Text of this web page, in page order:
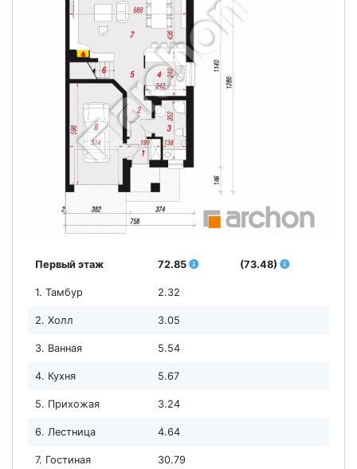
Первый этаж 72.85 (73.48)
1. Тамбур 2.32
2. Холл 3.05
3. Ванная 5.54
4. Кухня 5.67
5. Прихожая 3.24
6. Лестница 4.64
7. Гостиная 30.79